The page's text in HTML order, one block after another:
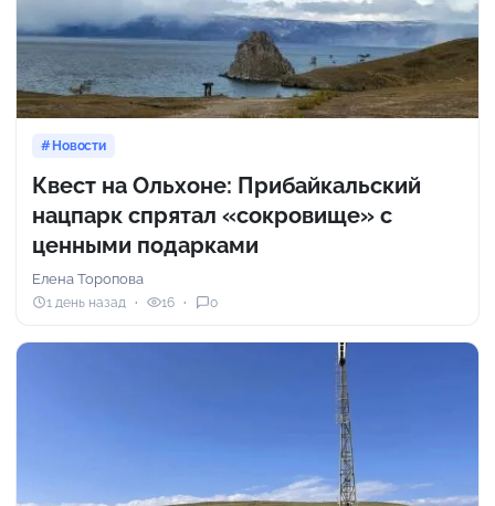
Новости
Квест на Ольхоне: Прибайкальский
нацпарк спрятал «сокровище» с
ценными подарками
Елена Торопова
1 день назад 16 0